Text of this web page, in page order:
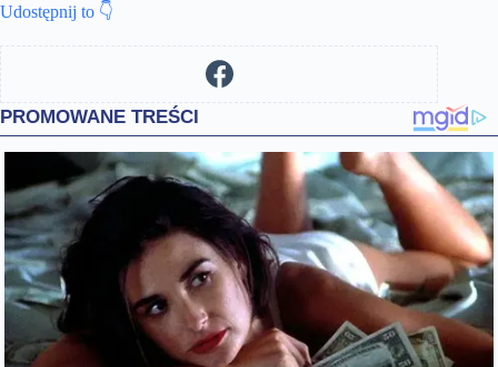
Udostępnij to 👇